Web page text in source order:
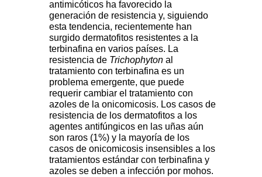
antimicóticos ha favorecido la
generación de resistencia y, siguiendo
esta tendencia, recientemente han
surgido dermatofitos resistentes a la
terbinafina en varios países. La
resistencia de Trichophyton al
tratamiento con terbinafina es un
problema emergente, que puede
requerir cambiar el tratamiento con
azoles de la onicomicosis. Los casos de
resistencia de los dermatofitos a los
agentes antifúngicos en las uñas aún
son raros (1%) y la mayoría de los
casos de onicomicosis insensibles a los
tratamientos estándar con terbinafina y
azoles se deben a infección por mohos.